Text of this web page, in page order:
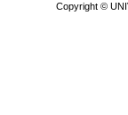
Copyright ©